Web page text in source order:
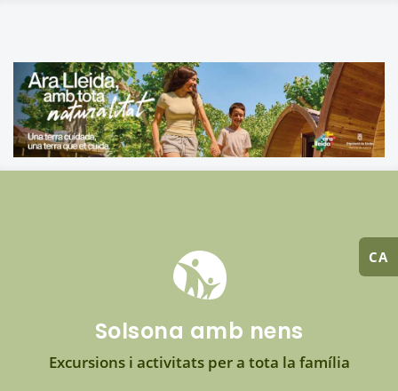
CA
Solsona amb nens
Excursions i activitats per a tota la família